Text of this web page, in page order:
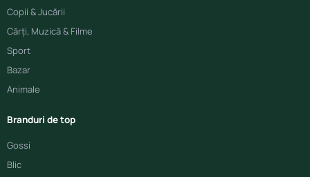
Copii & Jucării
Cărți, Muzică & Filme
Sport
Bazar
Animale
Branduri de top
Gossi
Blic